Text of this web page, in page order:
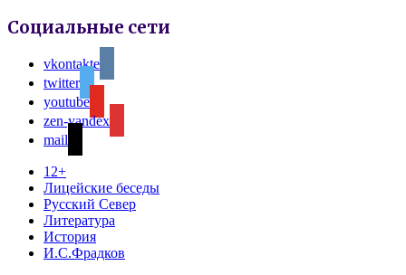
Социальные сети
vkontakte
twitter
youtube
zen-yandex
mail
12+
Лицейские беседы
Русский Север
Литература
История
И.С.Фрадков